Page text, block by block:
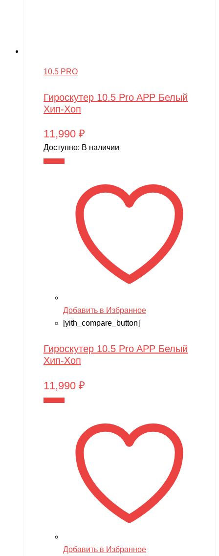
10.5 PRO
Гироскутер 10.5 Pro APP Белый
Хип-Хоп
11,990 ₽
Доступно: В наличии
Добавить в Избранное
[yith_compare_button]
Гироскутер 10.5 Pro APP Белый
Хип-Хоп
11,990 ₽
Добавить в Избранное